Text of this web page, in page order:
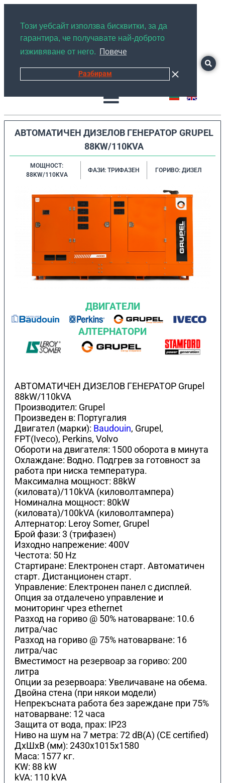
Този уебсайт използва бисквитки, за да
гарантира, че получавате най-доброто
изживяване от него.
Повече
Разбирам
АВТОМАТИЧЕН ДИЗЕЛОВ ГЕНЕРАТОР GRUPEL
88KW/110KVA
МОЩНОСТ:
88KW/110KVA
ФАЗИ: ТРИФАЗЕН ГОРИВО: ДИЗЕЛ
ДВИГАТЕЛИ
АЛТЕРНАТОРИ
АВТОМАТИЧЕН ДИЗЕЛОВ ГЕНЕРАТОР Grupel
88kW/110kVA
Производител: Grupel
Произведен в: Португалия
Двигател (марки): Baudouin, Grupel,
FPT(Iveco), Perkins, Volvo
Обороти на двигателя: 1500 оборота в минута
Охлаждане: Водно. Подгрев за готовност за
работа при ниска температура.
Максимална мощност: 88kW
(киловата)/110kVA (киловолтамперa)
Номинална мощност: 80kW
(киловата)/100kVA (киловолтамперa)
Алтернатор: Leroy Somer, Grupel
Брой фази: 3 (трифазен)
Изходно напрежение: 400V
Честота: 50 Hz
Стартиране: Електронен старт. Автоматичен
старт. Дистанционен старт.
Управление: Електронен панел с дисплей.
Опция за отдалечено управление и
мониторинг чрез ethernet
Разход на гориво @ 50% натоварване: 10.6
литра/час
Разход на гориво @ 75% натоварване: 16
литра/час
Вместимост на резервоар за гориво: 200
литра
Опции за резервоара: Увеличаване на обема.
Двойна стена (при някои модели)
Непрекъсната работа без зареждане при 75%
натоварване: 12 часа
Защита от вода, прах: IP23
Ниво на шум на 7 метра: 72 dB(A) (CE certified)
ДхШхВ (мм): 2430x1015x1580
Маса: 1577 кг.
KW: 88 kW
kVA: 110 kVA